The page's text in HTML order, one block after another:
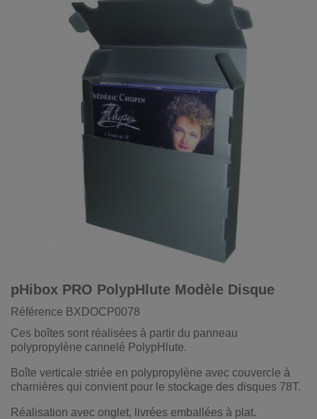
pHibox PRO PolypHlute Modèle Disque
Référence BXDOCP0078
Ces boîtes sont réalisées à partir du panneau
polypropylène cannelé PolypHlute.
Boîte verticale striée en polypropylène avec couvercle à
charnières qui convient pour le stockage des disques 78T.
Réalisation avec onglet, livrées emballées à plat.